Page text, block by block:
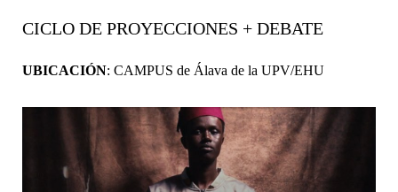
CICLO DE PROYECCIONES + DEBATE
UBICACIÓN: CAMPUS de Álava de la UPV/EHU